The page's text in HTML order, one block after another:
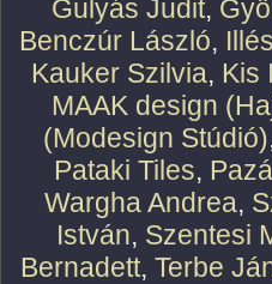
Gulyás Judit,
Benczúr László,
Kauker Szilvia, Kis
MAAK design
(Modesign Stúdió)
Pataki Tiles,
Wargha Andrea,
István, Szentesi
Bernadett, Terbe